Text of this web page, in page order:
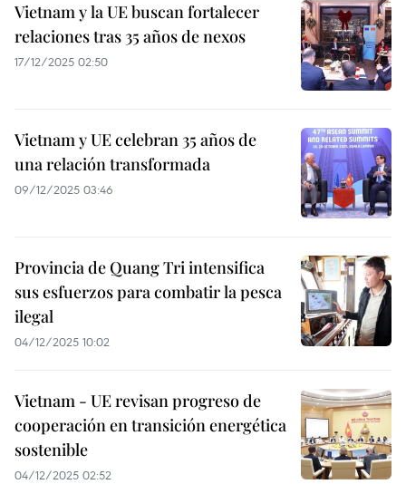
Vietnam y la UE buscan fortalecer
relaciones tras 35 años de nexos
17/12/2025 02:50
Vietnam y UE celebran 35 años de
una relación transformada
09/12/2025 03:46
Provincia de Quang Tri intensifica
sus esfuerzos para combatir la pesca
ilegal
04/12/2025 10:02
Vietnam - UE revisan progreso de
cooperación en transición energética
sostenible
04/12/2025 02:52